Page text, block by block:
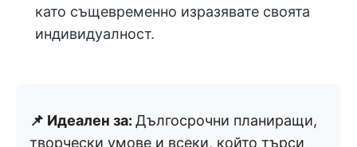
като същевременно изразявате своята
индивидуалност.
📌 Идеален за: Дългосрочни планиращи,
творчески умове и всеки, който търси